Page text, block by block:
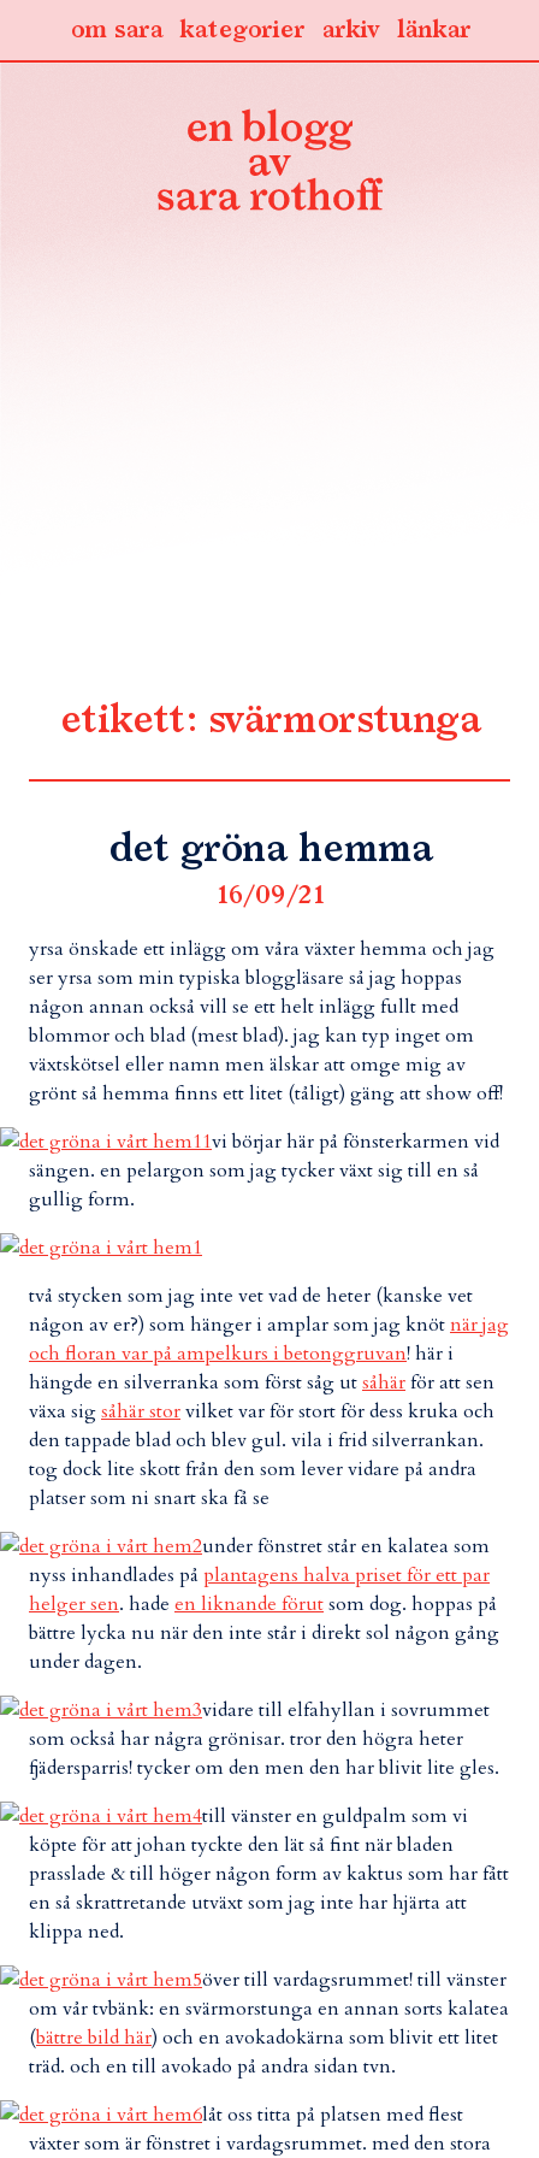
länkar
arkiv
kategorier
om sara
etikett: svärmorstunga
det gröna hemma
16/09/21
yrsa önskade ett inlägg om våra växter hemma och jag
ser yrsa som min typiska bloggläsare så jag hoppas
någon annan också vill se ett helt inlägg fullt med
blommor och blad (mest blad). jag kan typ inget om
växtskötsel eller namn men älskar att omge mig av
grönt så hemma finns ett litet (tåligt) gäng att show off!
vi börjar här på fönsterkarmen vid
sängen. en pelargon som jag tycker växt sig till en så
gullig form.
två stycken som jag inte vet vad de heter (kanske vet
någon av er?) som hänger i amplar som jag knötnär jag
och floran var på ampelkurs i betonggruvan! här i
hängde en silverranka som först såg utsåhärför att sen
växa sigsåhär storvilket var för stort för dess kruka och
den tappade blad och blev gul. vila i frid silverrankan.
tog dock lite skott från den som lever vidare på andra
platser som ni snart ska få se
under fönstret står en kalatea som
nyss inhandlades på plantagens halva priset för ett par
helger sen. hade en liknande förutsom dog. hoppas på
bättre lycka nu när den inte står i direkt sol någon gång
under dagen.
vidare till elfahyllan i sovrummet
som också har några grönisar. tror den högra heter
fjädersparris! tycker om den men den har blivit lite gles.
till vänster en guldpalm som vi
köpte för att johan tyckte den lät så fint när bladen
prasslade & till höger någon form av kaktus som har fått
en så skrattretande utväxt som jag inte har hjärta att
klippa ned.
över till vardagsrummet! till vänster
om vår tvbänk: en svärmorstunga en annan sorts kalatea
(bättre bild här) och en avokadokärna som blivit ett litet
träd. och en till avokado på andra sidan tvn.
låt oss titta på platsen med flest
växter som är fönstret i vardagsrummet. med den stora